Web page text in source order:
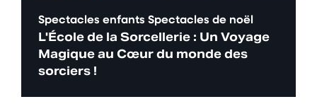
Spectacles enfants Spectacles de noël
L'École de la Sorcellerie : Un Voyage
Magique au Cœur du monde des
sorciers !